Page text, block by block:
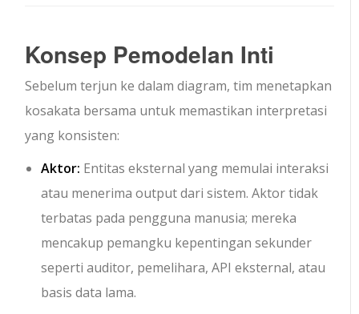
Konsep Pemodelan Inti
Sebelum terjun ke dalam diagram, tim menetapkan
kosakata bersama untuk memastikan interpretasi
yang konsisten:
Aktor: Entitas eksternal yang memulai interaksi
atau menerima output dari sistem. Aktor tidak
terbatas pada pengguna manusia; mereka
mencakup pemangku kepentingan sekunder
seperti auditor, pemelihara, API eksternal, atau
basis data lama.